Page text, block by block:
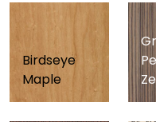
Birdseye
Maple